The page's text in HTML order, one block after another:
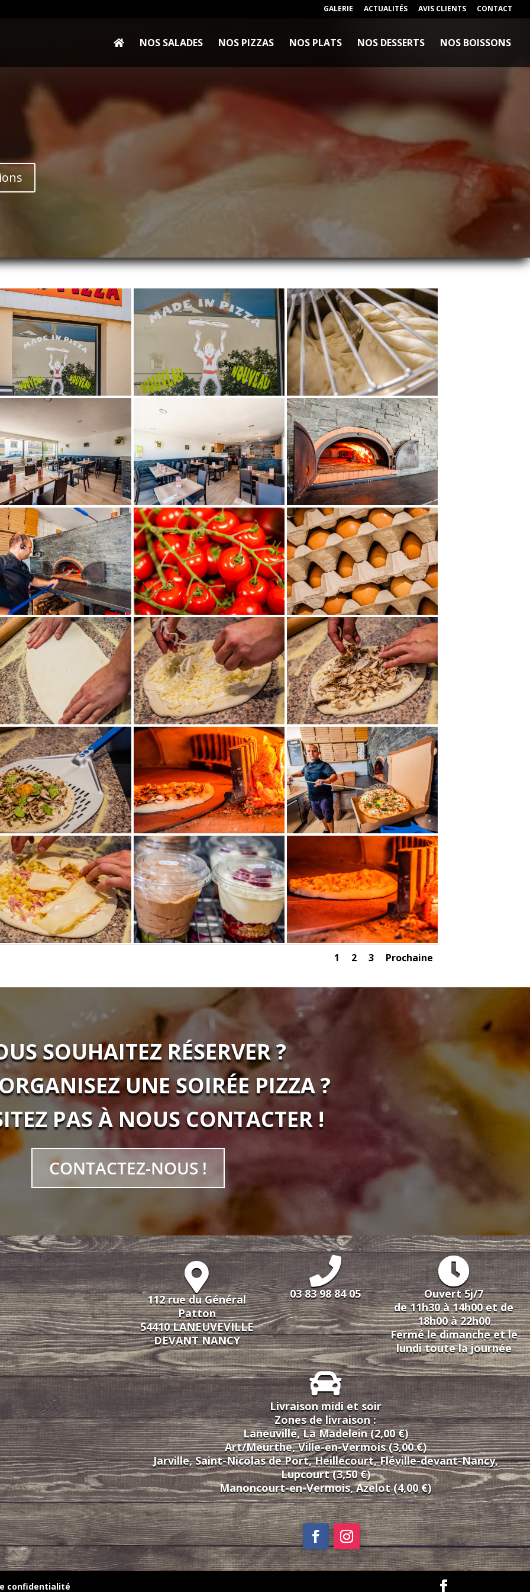
GALERIE ACTUALITÉS AVIS CLIENTS CONTACT
NOS SALADES NOS PIZZAS NOS PLATS NOS DESSERTS NOS BOISSONS
1 2 3 Prochaine
SOUHAITEZ RÉSERVER ?
UNE SOIRÉE PIZZA ?
PAS À NOUS CONTACTER !
CONTACTEZ-NOUS !
112 rue du Général
Patton
54410 LANEUVEVILLE
DEVANT NANCY
03 83 98 84 05
Ouvert 5j/7
de 11h30 à 14h00 et de
18h00 à 22h00
Fermé le dimanche et le
lundi toute la journée
Livraison midi et soir
Zones de livraison :
Laneuville, La Madelein (2,00 €)
Art/Meurthe, Ville-en-Vermois (3,00 €)
Jarville, Saint-Nicolas de Port, Heillecourt, Fléville-devant-Nancy,
Lupcourt (3,50 €)
Manoncourt-en-Vermois, Azelot (4,00 €)
confidentialité